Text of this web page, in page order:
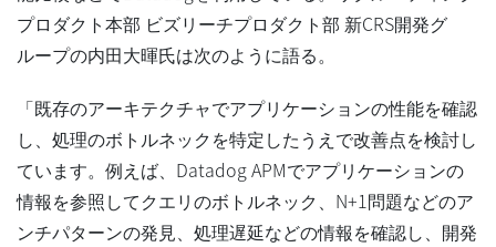
プロダクト本部 ビズリーチプロダクト部 新CRS開発グ
ループの内田大暉氏は次のように語る。
「既存のアーキテクチャでアプリケーションの性能を確認
し、処理のボトルネックを特定したうえで改善点を検討し
ています。例えば、Datadog APMでアプリケーションの
情報を参照してクエリのボトルネック、N+1問題などのア
ンチパターンの発見、処理遅延などの情報を確認し、開発